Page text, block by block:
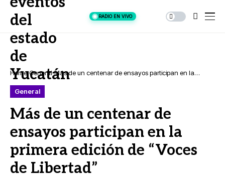
RADIO EN VIVO
Home General Más de un centenar de ensayos participan en la
General
Más de un centenar de
ensayos participan en la
primera edición de “Voces
de Libertad”